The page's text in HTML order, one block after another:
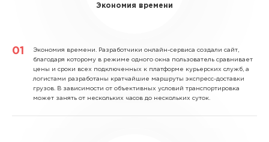
Экономия времени
Экономия времени. Разработчики онлайн-сервиса создали сайт,
благодаря которому в режиме одного окна пользователь сравнивает
цены и сроки всех подключенных к платформе курьерских служб, а
логистами разработаны кратчайшие маршруты экспресс-доставки
грузов. В зависимости от объективных условий транспортировка
может занять от нескольких часов до нескольких суток.